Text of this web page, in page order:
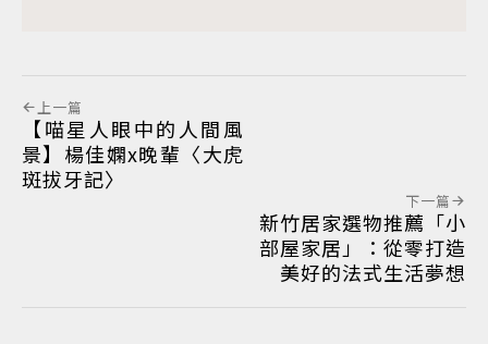
上一篇
【喵星人眼中的人間風
景】楊佳嫻x晚輩〈大虎
斑拔牙記〉
下一篇
新竹居家選物推薦「小
部屋家居」：從零打造
美好的法式生活夢想